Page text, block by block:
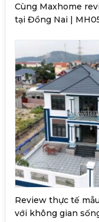
Cùng Maxhome
tại Đồng Nai |
Review thực tế
với không gian